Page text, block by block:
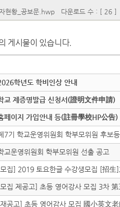
현황_공보문.hwp 다운로드 수 : [ 26 ]
게시물이 있습니다.
학년도 학비인상 안내
교 제증명발급 신청서(證明文件申請)
페이지 가입안내 등(註冊學校HP公告)
7기 학교운영위원회 학부모위원 후보
교운영위원회 학부모위원 선출 공고
집] 2019 토요한글 수강생모집 [招
집 제공고] 초등 영어강사 모집 3차
공고] 초등 영어감사 모집 國小英文